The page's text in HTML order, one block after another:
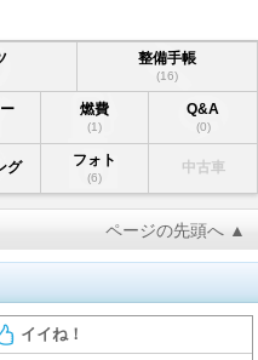
整備手帳
(16)
燃費
(1)
Q&A
(0)
グ フォト
(6)
中古車
ページの先頭へ ▲
イイね！